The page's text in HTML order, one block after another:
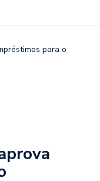
para o